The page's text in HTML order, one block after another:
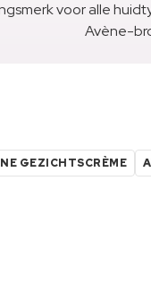
voor alle
Avène-
GEZICHTSCRÈME